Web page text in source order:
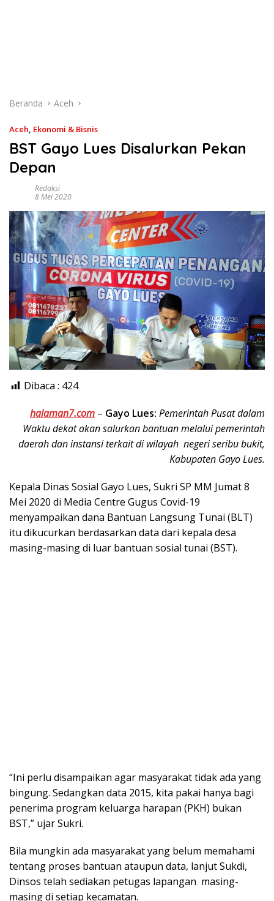
Beranda Aceh
Aceh, Ekonomi & Bisnis
BST Gayo Lues Disalurkan Pekan
Depan
Redaksi
8 Mei 2020
Dibaca : 424
halaman7.com – Gayo Lues: Pemerintah Pusat dalam
Waktu dekat akan salurkan bantuan melalui pemerintah
daerah dan instansi terkait di wilayah negeri seribu bukit,
Kabupaten Gayo Lues.
Kepala Dinas Sosial Gayo Lues, Sukri SP MM Jumat 8
Mei 2020 di Media Centre Gugus Covid-19
menyampaikan dana Bantuan Langsung Tunai (BLT)
itu dikucurkan berdasarkan data dari kepala desa
masing-masing di luar bantuan sosial tunai (BST).
“Ini perlu disampaikan agar masyarakat tidak ada yang
bingung. Sedangkan data 2015, kita pakai hanya bagi
penerima program keluarga harapan (PKH) bukan
BST,” ujar Sukri.
Bila mungkin ada masyarakat yang belum memahami
tentang proses bantuan ataupun data, lanjut Sukdi,
Dinsos telah sediakan petugas lapangan masing-
masing di setiap kecamatan.